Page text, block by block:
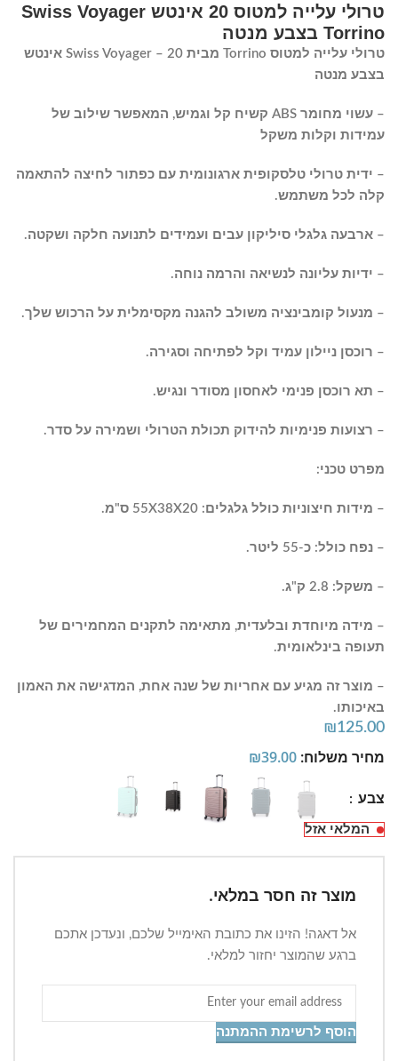
טרולי עלייה למטוס 20 אינטש Swiss Voyager
Torrino בצבע מנטה
טרולי עלייה למטוס Torrino מבית Swiss Voyager – 20 אינטש
בצבע מנטה
– עשוי מחומר ABS קשיח קל וגמיש, המאפשר שילוב של
עמידות וקלות משקל
– ידית טרולי טלסקופית ארגונומית עם כפתור לחיצה להתאמה
קלה לכל משתמש.
– ארבעה גלגלי סיליקון עבים ועמידים לתנועה חלקה ושקטה.
– ידיות עליונה לנשיאה והרמה נוחה.
– מנעול קומבינציה משולב להגנה מקסימלית על הרכוש שלך.
– רוכסן ניילון עמיד וקל לפתיחה וסגירה.
– תא רוכסן פנימי לאחסון מסודר ונגיש.
– רצועות פנימיות להידוק תכולת הטרולי ושמירה על סדר.
מפרט טכני:
– מידות חיצוניות כולל גלגלים: 55X38X20 ס"מ.
– נפח כולל: כ-55 ליטר.
– משקל: 2.8 ק"ג.
– מידה מיוחדת ובלעדית, מתאימה לתקנים המחמירים של
תעופה בינלאומית.
– מוצר זה מגיע עם אחריות של שנה אחת, המדגישה את האמון
באיכותו.
₪125.00
מחיר משלוח: ₪39.00
צבע
המלאי אזל
מוצר זה חסר במלאי.
אל דאגה! הזינו את כתובת האימייל שלכם, ונעדכן אתכם
ברגע שהמוצר יחזור למלאי.
הוסף לרשימת ההמתנה